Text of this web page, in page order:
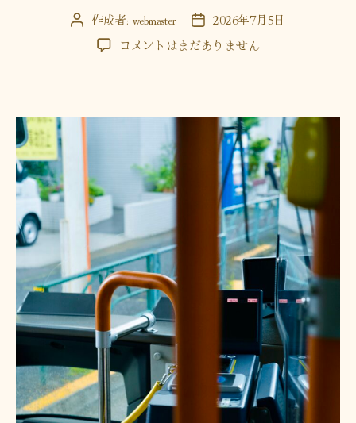
投 作成者: webmaster
投
稿
日
2026年7月5日
吉
歩
コメントはまだありません